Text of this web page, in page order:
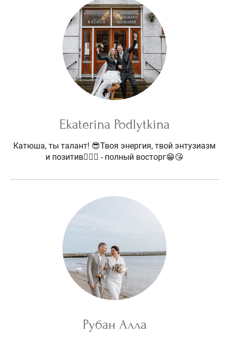
Ekaterina Podlytkina
Катюша, ты талант! 😎Твоя энергия, твой энтузиазм
и позитив🧚🏻‍♀️ - полный восторг😁😘
Рубан Алла